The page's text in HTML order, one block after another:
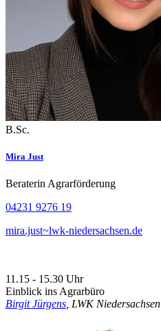
B.Sc.
Mira Just
Beraterin Agrarförderung
04231 9276 19
mira.just~lwk-niedersachsen.de
11.15 - 15.30 Uhr
Einblick ins Agrarbüro
Birgit Jürgens, LWK Niedersachsen